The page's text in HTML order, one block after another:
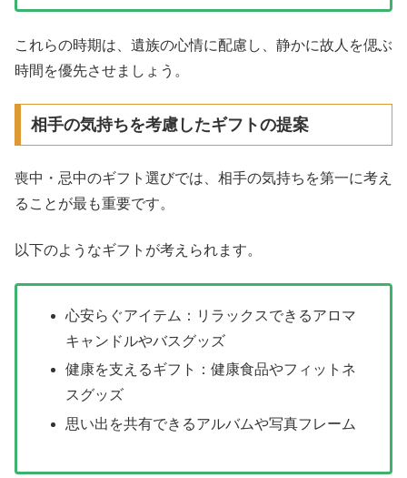
これらの時期は、遺族の心情に配慮し、静かに故人を偲ぶ
時間を優先させましょう。
相手の気持ちを考慮したギフトの提案
喪中・忌中のギフト選びでは、相手の気持ちを第一に考え
ることが最も重要です。
以下のようなギフトが考えられます。
心安らぐアイテム：リラックスできるアロマ
キャンドルやバスグッズ
健康を支えるギフト：健康食品やフィットネ
スグッズ
思い出を共有できるアルバムや写真フレーム